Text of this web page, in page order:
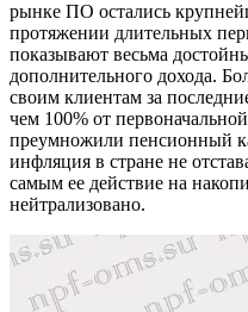
рынке ПО остались
протяжении длительных
показывают весьма
дополнительного дохода.
своим клиентам за
чем 100% от
преумножили пенсионный
инфляция в стране не
самым ее действие на
нейтрализовано.